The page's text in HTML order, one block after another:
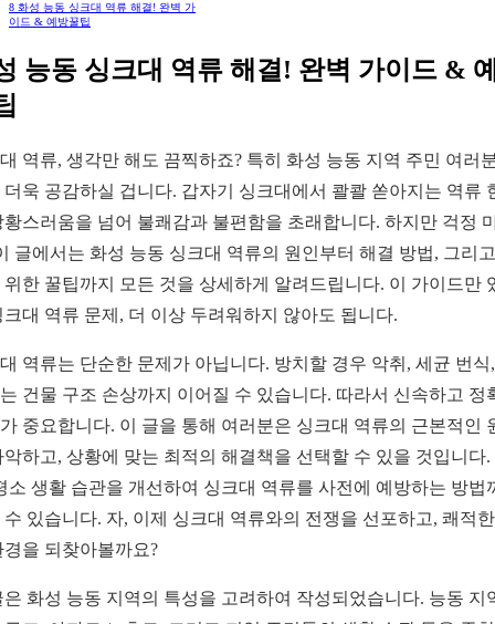
8 화성 능동 싱크대 역류 해결! 완벽 가
이드 & 예방꿀팁
능동 싱크대 역류 해결! 완벽 가이드 &
역류, 생각만 해도 끔찍하죠? 특히 화성 능동 지역 주민 여러
더욱 공감하실 겁니다. 갑자기 싱크대에서 콸콸 쏟아지는 역류
황스러움을 넘어 불쾌감과 불편함을 초래합니다. 하지만 걱정
글에서는 화성 능동 싱크대 역류의 원인부터 해결 방법, 그리
위한 꿀팁까지 모든 것을 상세하게 알려드립니다. 이 가이드만
크대 역류 문제, 더 이상 두려워하지 않아도 됩니다.
역류는 단순한 문제가 아닙니다. 방치할 경우 악취, 세균 번식
건물 구조 손상까지 이어질 수 있습니다. 따라서 신속하고 정
중요합니다. 이 글을 통해 여러분은 싱크대 역류의 근본적인
악하고, 상황에 맞는 최적의 해결책을 선택할 수 있을 것입니다.
소 생활 습관을 개선하여 싱크대 역류를 사전에 예방하는 방법
수 있습니다. 자, 이제 싱크대 역류와의 전쟁을 선포하고, 쾌적
경을 되찾아볼까요?
은 화성 능동 지역의 특성을 고려하여 작성되었습니다. 능동 지